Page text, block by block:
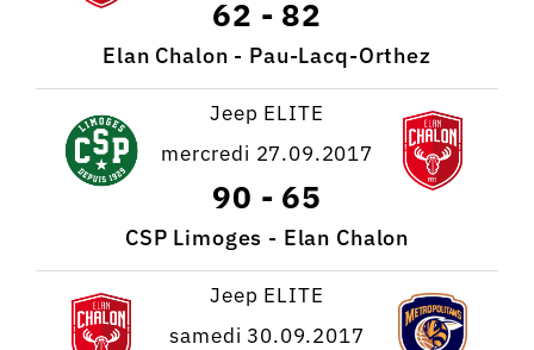
62 - 82
Elan Chalon - Pau-Lacq-Orthez
Jeep ELITE
mercredi 27.09.2017
90 - 65
CSP Limoges - Elan Chalon
Jeep ELITE
samedi 30.09.2017